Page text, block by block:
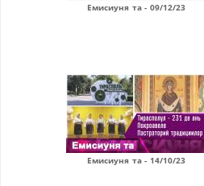
Емисиуня та - 09/12/23
Емисиуня та - 14/10/23